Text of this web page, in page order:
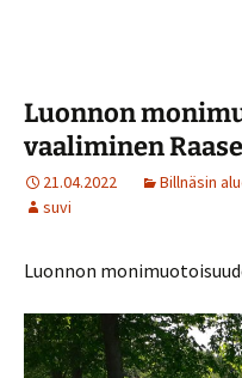
Luonnon
vaaliminen
21.04.2022 Billnäsin
suvi
Luonnon